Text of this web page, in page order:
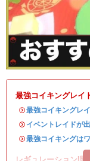
最強コイキングレイ
・最強コイキングレ
・ イベントレイドが
・最強コイキングは